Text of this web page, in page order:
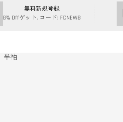
無料新規登録
8% Offゲット, コード: FCNEW8